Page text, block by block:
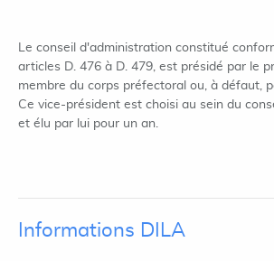
Le conseil d'administration constitué
articles D. 476 à D. 479, est présidé par le
membre du corps préfectoral ou, à défaut,
Ce vice-président est choisi au sein du
et élu par lui pour un an.
Informations DILA